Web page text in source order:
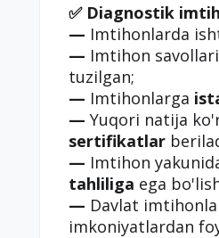
✅ Diagnostik
— Imtihonlarda
— Imtihon savollari
tuzilgan;
— Imtihonlarga
— Yuqori natija
sertifikatlar
— Imtihon
tahliliga ega
— Davlat
imkoniyatlardan